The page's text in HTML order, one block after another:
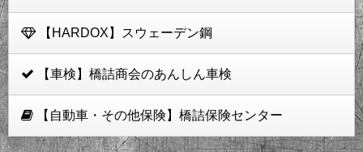
【HARDOX】スウェーデン鋼
【車検】橋詰商会のあんしん車検
【自動車・その他保険】橋詰保険センター